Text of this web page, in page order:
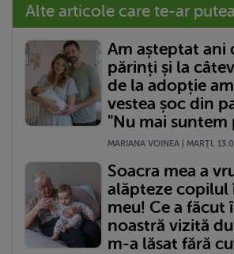
Alte articole care te-ar
Am așteptat ani
părinți și la
de la adopție
vestea șoc din
"Nu mai suntem
MARIANA VOINEA | MARŢI,
Soacra mea a
alăpteze copilul
meu! Ce a făcut
noastră vizită
m-a lăsat fără